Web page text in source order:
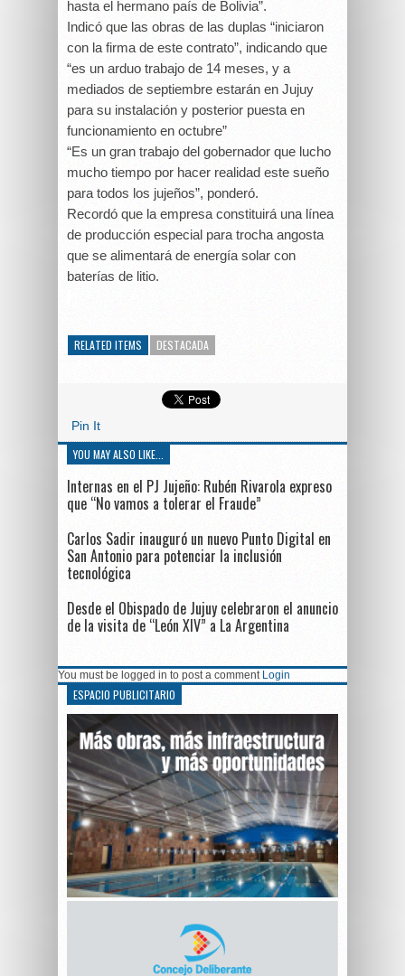
hasta el hermano país de Bolivia”.
Indicó que las obras de las duplas “iniciaron
con la firma de este contrato”, indicando que
“es un arduo trabajo de 14 meses, y a
mediados de septiembre estarán en Jujuy
para su instalación y posterior puesta en
funcionamiento en octubre”
“Es un gran trabajo del gobernador que lucho
mucho tiempo por hacer realidad este sueño
para todos los jujeños”, ponderó.
Recordó que la empresa constituirá una línea
de producción especial para trocha angosta
que se alimentará de energía solar con
baterías de litio.
RELATED ITEMS DESTACADA
Pin It
YOU MAY ALSO LIKE...
Internas en el PJ Jujeño: Rubén Rivarola expreso
que “No vamos a tolerar el Fraude”
Carlos Sadir inauguró un nuevo Punto Digital en
San Antonio para potenciar la inclusión
tecnológica
Desde el Obispado de Jujuy celebraron el anuncio
de la visita de “León XIV” a La Argentina
You must be logged in to post a comment Login
ESPACIO PUBLICITARIO